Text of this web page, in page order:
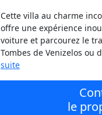
Cette villa au charme
offre une expérience
voiture et parcourez le
Tombes de Venizelos ou
suite
le